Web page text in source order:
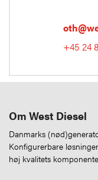
+45 24
Om West Diesel
Danmarks
Konfigurerbare
høj kvalitets